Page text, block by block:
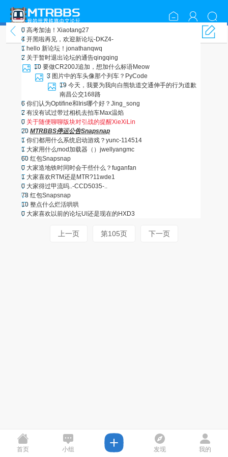
随便聊聊
0 高考加油！ Xiaotang27
4 开黑啦再见，欢迎新论坛-DKZ4-
1 hello 新论坛！ jonathanqwq
2 关于暂时退出论坛的通告qingqing
10 要做CR200J追加，想加什么标语Meow
3 图片中的车头像那个列车？ PyCode
19 今天，我要为我向白熊轨道交通伸手的行为道歉
南昌公交168路
6 你们认为Optifine和Iris哪个好？ Jing_song
2 有没有试过带过相机去拍车Max温焰
0 关于随便聊聊版块对引战的提醒XieXiLin
20 MTRBBS停运公告Snapsnap
1 你们都用什么系统启动游戏？ yunc-114514
1 大家用什么mod加载器（） jwellyangmc
60 红包Snapsnap
0 大家造地铁时同时会干些什么？ fuganfan
1 大家喜欢RTM还是MTR?11wde1
0 大家得过甲流吗..-CCD5035-..
78 红包Snapsnap
10 整点什么烂活哄哄
0 大家喜欢以前的论坛UI还是现在的 HXD3
上一页 第105页 下一页
首页 小组 发现 我的